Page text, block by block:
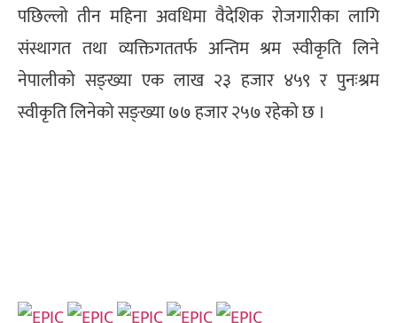
पछिल्लो तीन महिना अवधिमा वैदेशिक रोजगारीका लागि
संस्थागत तथा व्यक्तिगततर्फ अन्तिम श्रम स्वीकृति लिने
नेपालीको सङ्ख्या एक लाख २३ हजार ४५९ र पुनःश्रम
स्वीकृति लिनेको सङ्ख्या ७७ हजार २५७ रहेको छ ।